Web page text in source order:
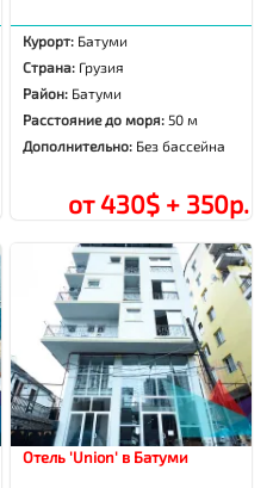
Курорт: Батуми
Страна: Грузия
Район: Батуми
Расстояние до моря: 50 м
Дополнительно: Без бассейна
от 430$ + 350р.
Отель 'Union' в Батуми